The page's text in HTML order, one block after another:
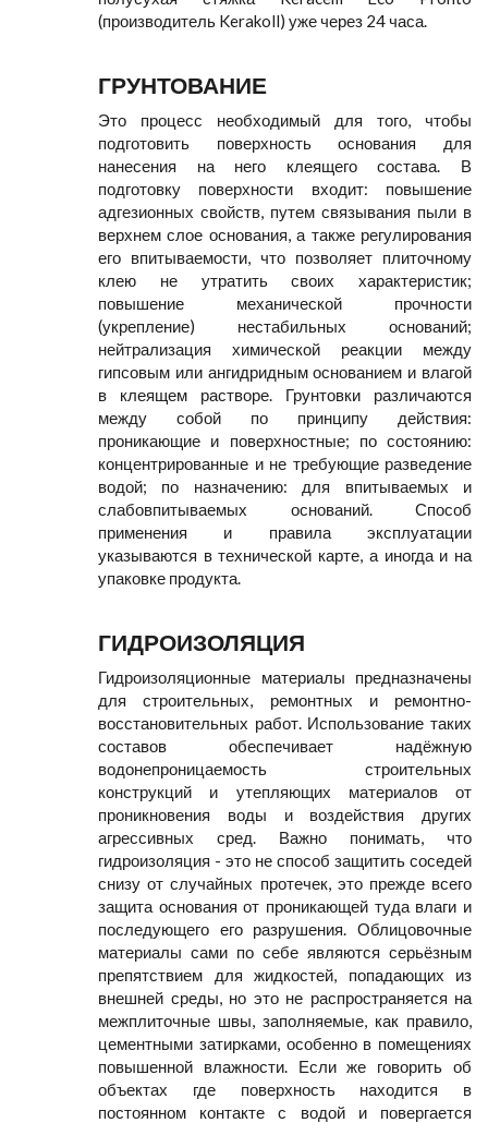
(производитель Kerakoll) уже через 24 часа.
ГРУНТОВАНИЕ
Это процесс необходимый для того, чтобы
подготовить поверхность основания для
нанесения на него клеящего состава. В
подготовку поверхности входит: повышение
адгезионных свойств, путем связывания пыли в
верхнем слое основания, а также регулирования
его впитываемости, что позволяет плиточному
клею не утратить своих характеристик;
повышение механической прочности
(укрепление) нестабильных оснований;
нейтрализация химической реакции между
гипсовым или ангидридным основанием и влагой
в клеящем растворе. Грунтовки различаются
между собой по принципу действия:
проникающие и поверхностные; по состоянию:
концентрированные и не требующие разведение
водой; по назначению: для впитываемых и
слабовпитываемых оснований. Способ
применения и правила эксплуатации
указываются в технической карте, а иногда и на
упаковке продукта.
ГИДРОИЗОЛЯЦИЯ
Гидроизоляционные материалы предназначены
для строительных, ремонтных и ремонтно-
восстановительных работ. Использование таких
составов обеспечивает надёжную
водонепроницаемость строительных
конструкций и утепляющих материалов от
проникновения воды и воздействия других
агрессивных сред. Важно понимать, что
гидроизоляция - это не способ защитить соседей
снизу от случайных протечек, это прежде всего
защита основания от проникающей туда влаги и
последующего его разрушения. Облицовочные
материалы сами по себе являются серьёзным
препятствием для жидкостей, попадающих из
внешней среды, но это не распространяется на
межплиточные швы, заполняемые, как правило,
цементными затирками, особенно в помещениях
повышенной влажности. Если же говорить об
объектах где поверхность находится в
постоянном контакте с водой и повергается